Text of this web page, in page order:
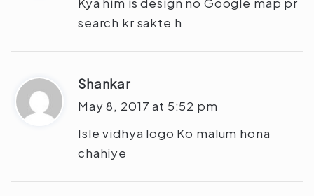
s
search kr sakte h
Shankars
a
May 8, 2017 at 5:52 pm
Isle vidhya logo Ko malum hona
chahiye